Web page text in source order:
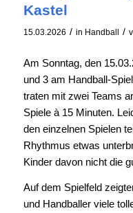
Kastel
15.03.2026 / in Handball /
Am Sonntag, den
und 3 am Handball-
traten mit zwei Teams
Spiele à 15 Minuten.
den einzelnen Spielen
Rhythmus etwas
Kinder davon nicht die
Auf dem Spielfeld
und Handballer viele